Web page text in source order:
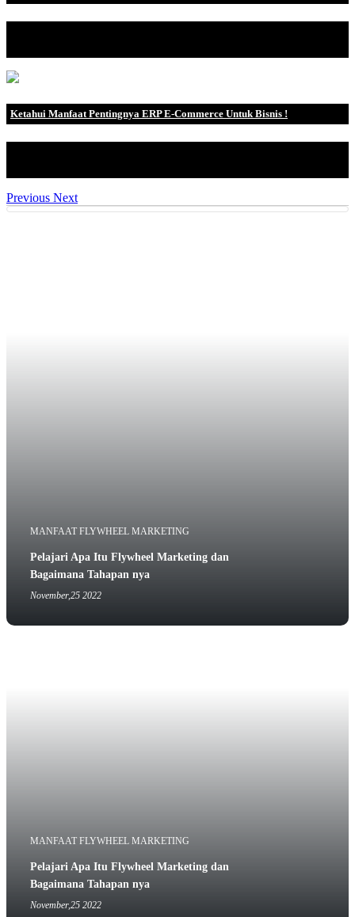
Ketahui Manfaat Pentingnya ERP E-Commerce Untuk Bisnis !
Previous Next
MANFAAT FLYWHEEL MARKETING
Pelajari Apa Itu Flywheel Marketing dan
Bagaimana Tahapan nya
November,25 2022
MANFAAT FLYWHEEL MARKETING
Pelajari Apa Itu Flywheel Marketing dan
Bagaimana Tahapan nya
November,25 2022